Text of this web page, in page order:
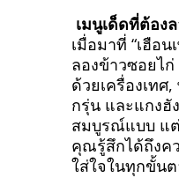
เมนูเด็ดที่ต้อง
เมื่อมาที่ “เฮือ
ลองข้าวซอยไ
ด้วยเครื่องเท
กรุ่น และแกงฮั
สมบูรณ์แบบ แ
คุณรู้สึกได้ถึงค
ใส่ใจในทุกขั้น